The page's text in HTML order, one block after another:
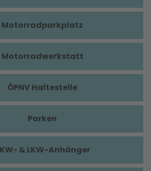
Motorradparkplatz
Motorradwerkstatt
ÖPNV Haltestelle
Parken
& LKW-Anhänger